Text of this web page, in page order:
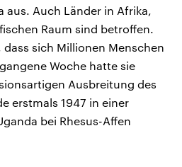
aus. Auch Länder in Afrika,
Raum sind betroffen.
sich Millionen Menschen
Woche hatte sie
Ausbreitung des
erstmals 1947 in einer
bei Rhesus-Affen